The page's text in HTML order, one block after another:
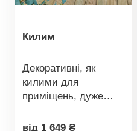
Килим
Декоративні, як
килими для
приміщень, дуже
погодних умов! Наші
від 1 649 ₴